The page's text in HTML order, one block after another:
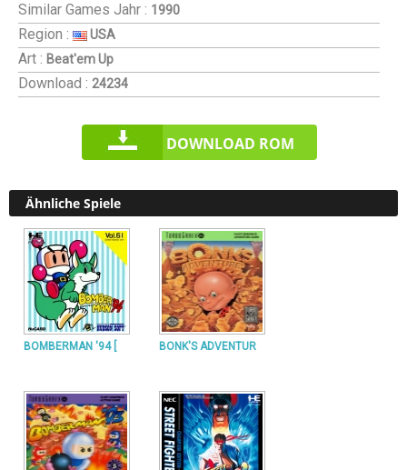
Similar Games Jahr : 1990
Region : USA
Art : Beat'em Up
Download : 24234
DOWNLOAD ROM
Ähnliche Spiele
BOMBERMAN '94 [ BONK'S ADVENTUR